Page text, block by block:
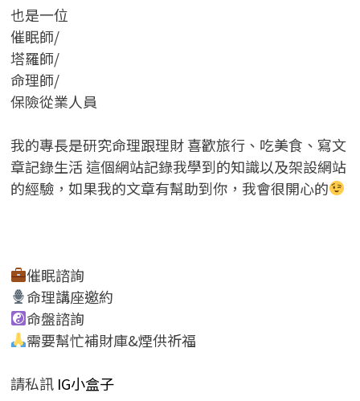
也是一位
催眠師/
塔羅師/
命理師/
保險從業人員
我的專長是研究命理跟理財 喜歡旅行、吃美食、寫文
章記錄生活 這個網站記錄我學到的知識以及架設網站
的經驗，如果我的文章有幫助到你，我會很開心的
催眠諮詢
命理講座邀約
命盤諮詢
需要幫忙補財庫&煙供祈福
請私訊IG小盒子